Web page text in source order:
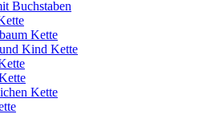
Buchstaben
Kette
Kind Kette
Kette